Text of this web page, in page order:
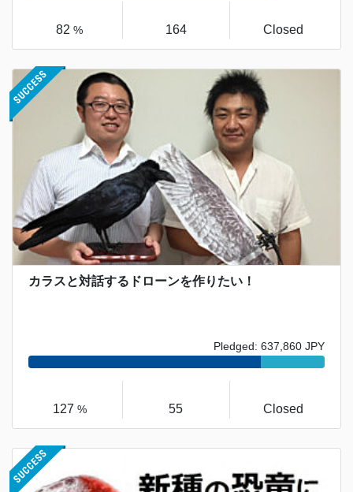
82% 164 Closed
カラスと対話するドローンを作りたい！
Pledged: 637,860 JPY
127 % 55 Closed